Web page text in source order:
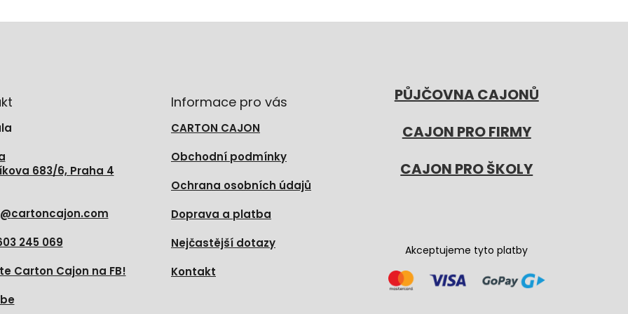
683/6, Praha 4
@cartoncajon.com
245 069
Carton Cajon na FB!
Informace pro vás
CARTON CAJON
Obchodní podmínky
Ochrana osobních údajů
Doprava a platba
Nejčastější dotazy
Kontakt
PŮJČOVNA CAJONŮ
CAJON PRO FIRMY
CAJON PRO ŠKOLY
Akceptujeme tyto platby